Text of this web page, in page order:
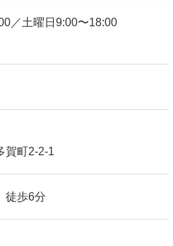
／土曜日9:00〜18:00
賀町2-2-1
徒歩6分